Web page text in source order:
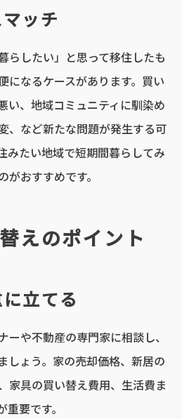
ッチ
らしたい」と思って移住したも
になるケースがあります。買い
い、地域コミュニティに馴染め
、など新たな問題が発生する可
みたい地域で短期間暮らしてみ
おすすめです。
えのポイント
立てる
ーや不動産の専門家に相談し、
しょう。家の売却価格、新居の
家具の買い替え費用、生活費ま
要です。